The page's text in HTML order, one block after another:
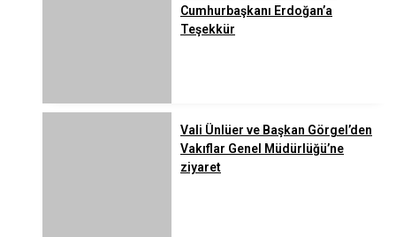
Cumhurbaşkanı Erdoğan’a
Teşekkür
Vali Ünlüer ve Başkan Görgel’den
Vakıflar Genel Müdürlüğü’ne
ziyaret